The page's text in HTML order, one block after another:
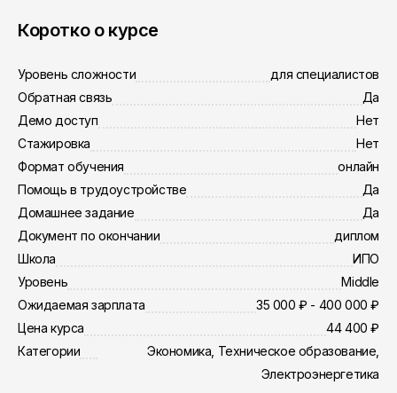
Коротко о курсе
Уровень сложности
для специалистов
Обратная связь
Да
Демо доступ
Нет
Стажировка
Нет
Формат обучения
онлайн
Помощь в трудоустройстве
Да
Домашнее задание
Да
Документ по окончании
диплом
Школа
ИПО
Уровень
Middle
Ожидаемая зарплата
35 000 ₽ - 400 000 ₽
Цена курса
44 400 ₽
Категории
Экономика, Техническое образование,
Электроэнергетика